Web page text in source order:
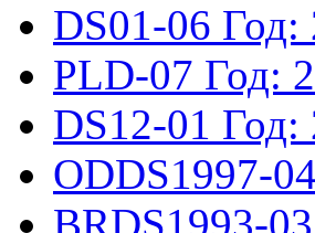
DS01-06 Год:
PLD-07 Год:
DS12-01 Год:
ODDS1997-04